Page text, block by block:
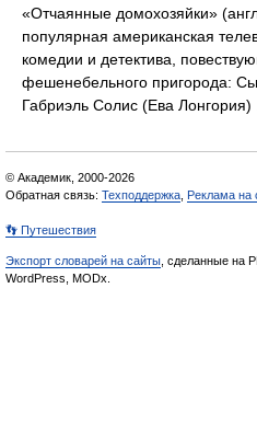
«Отчаянные домохозяйки»
популярная американская
комедии и детектива,
фешенебельного пригорода:
Габриэль Солис (Ева
© Академик, 2000-2026
Обратная связь: Техподдержка Реклама на
👣 Путешествия
Экспорт словарей на сайты , сделанные на
WordPress, MODx.